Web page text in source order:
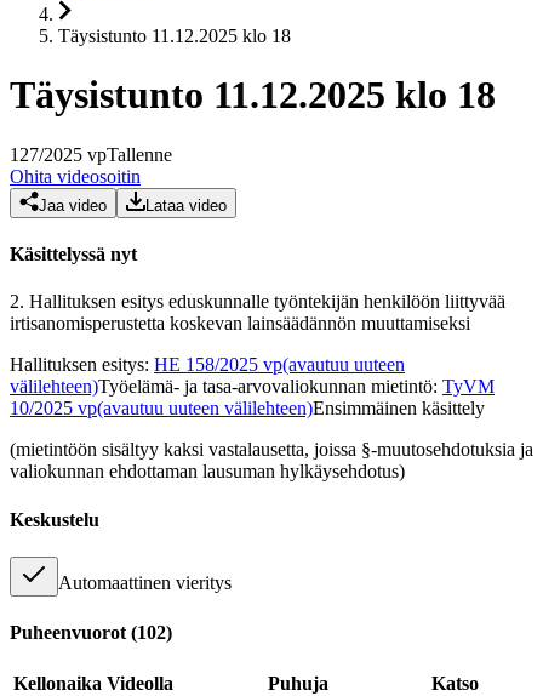
Täysistunto 11.12.2025 klo 18
Täysistunto 11.12.2025 klo 18
127/2025 vpTallenne
Ohita videosoitin
Jaa video Lataa video
Käsittelyssä nyt
2. Hallituksen esitys eduskunnalle työntekijän henkilöön liittyvää
irtisanomisperustetta koskevan lainsäädännön muuttamiseksi
Hallituksen esitys: HE 158/2025 vp(avautuu uuteen
välilehteen)Työelämä- ja tasa-arvovaliokunnan mietintö: TyVM
10/2025 vp(avautuu uuteen välilehteen)Ensimmäinen käsittely
(mietintöön sisältyy kaksi vastalausetta, joissa §-muutosehdotuksia ja
valiokunnan ehdottaman lausuman hylkäysehdotus)
Keskustelu
Automaattinen vieritys
Puheenvuorot (102)
Kellonaika Videolla Puhuja
Katso